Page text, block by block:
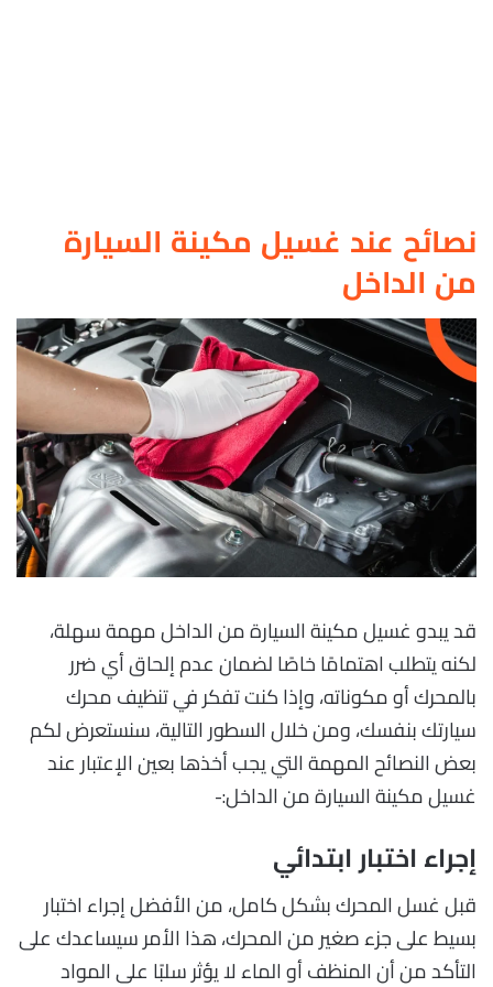
نصائح عند غسيل مكينة السيارة
من الداخل
قد يبدو غسيل مكينة السيارة من الداخل مهمة سهلة،
لكنه يتطلب اهتمامًا خاصًا لضمان عدم إلحاق أي ضرر
بالمحرك أو مكوناته، وإذا كنت تفكر في تنظيف محرك
سيارتك بنفسك، ومن خلال السطور التالية، سنستعرض لكم
بعض النصائح المهمة التي يجب أخذها بعين الإعتبار عند
غسيل مكينة السيارة من الداخل:-
إجراء اختبار ابتدائي
قبل غسل المحرك بشكل كامل، من الأفضل إجراء اختبار
بسيط على جزء صغير من المحرك، هذا الأمر سيساعدك على
التأكد من أن المنظف أو الماء لا يؤثر سلبًا على المواد